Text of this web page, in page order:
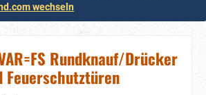
wechseln
Rundknauf/Drücker